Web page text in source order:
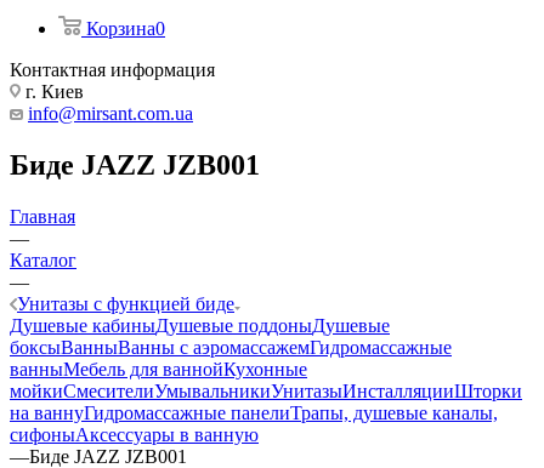
Корзина0
Контактная информация
г. Киев
info@mirsant.com.ua
Биде JAZZ JZB001
Главная
—
Каталог
—
Унитазы с функцией биде
Душевые кабиныДушевые поддоныДушевые
боксыВанныВанны с аэромассажемГидромассажные
ванныМебель для ваннойКухонные
мойкиСмесителиУмывальникиУнитазыИнсталляцииШторки
на ваннуГидромассажные панелиТрапы, душевые каналы,
сифоныАксессуары в ванную
—Биде JAZZ JZB001